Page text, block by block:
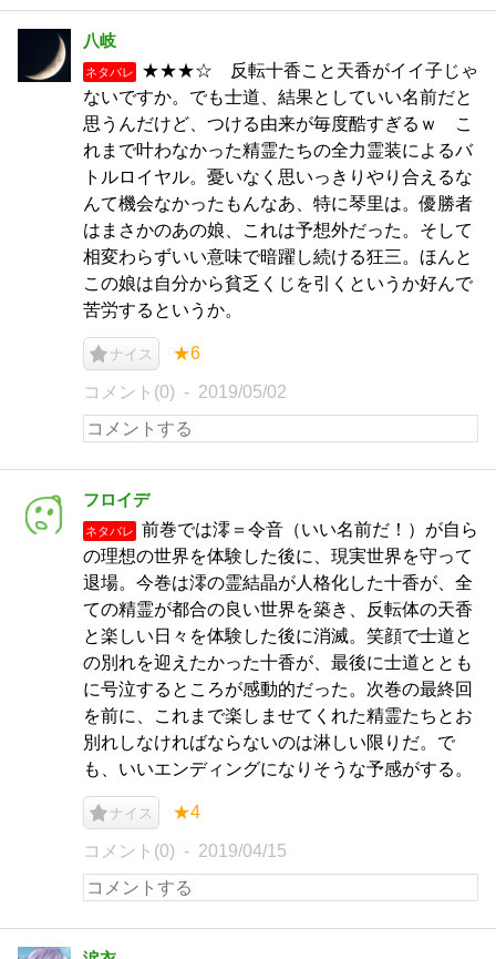
八岐
ネタバレ
★★★☆ 反転十香こと天香がイイ子じゃ
ないですか。でも士道、結果としていい名前だと
思うんだけど、つける由来が毎度酷すぎるｗ こ
れまで叶わなかった精霊たちの全力霊装によるバ
トルロイヤル。憂いなく思いっきりやり合えるな
んて機会なかったもんなあ、特に琴里は。優勝者
はまさかのあの娘、これは予想外だった。そして
相変わらずいい意味で暗躍し続ける狂三。ほんと
この娘は自分から貧乏くじを引くというか好んで
苦労するというか。
ナイス ★6
コメント(0) 2019/05/02
フロイデ
ネタバレ
前巻では澪＝令音（いい名前だ！）が自ら
の理想の世界を体験した後に、現実世界を守って
退場。今巻は澪の霊結晶が人格化した十香が、全
ての精霊が都合の良い世界を築き、反転体の天香
と楽しい日々を体験した後に消滅。笑顔で士道と
の別れを迎えたかった十香が、最後に士道ととも
に号泣するところが感動的だった。次巻の最終回
を前に、これまで楽しませてくれた精霊たちとお
別れしなければならないのは淋しい限りだ。で
も、いいエンディングになりそうな予感がする。
ナイス ★4
コメント(0) 2019/04/15